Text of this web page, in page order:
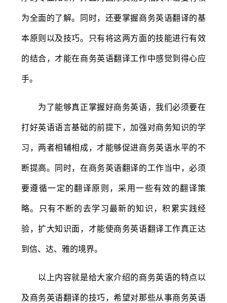
为全面的了解。同时，还要掌握商务英语翻译的基
本原则以及技巧。只有将这两方面的技能进行有效
的结合，才能在商务英语翻译工作中感觉到得心应
手。
为了能够真正掌握好商务英语，我们必须要在
打好英语语言基础的前提下，加强对商务知识的学
习，两者相辅相成，才能够促进商务英语水平的不
断提高。同时，在商务英语翻译的工作当中，必须
要遵循一定的翻译原则，采用一些有效的翻译策
略。只有不断的去学习最新的知识，积累实践经
验，扩大知识面，才能使商务英语翻译工作真正达
到信、达、雅的境界。
以上内容就是给大家介绍的商务英语的特点以
及商务英语翻译的技巧，希望对那些从事商务英语